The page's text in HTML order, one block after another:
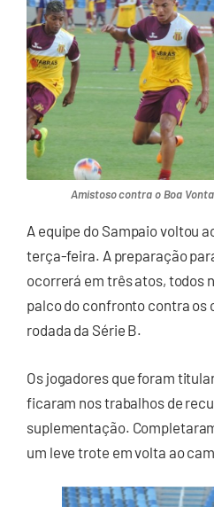
Amistoso contra o Boa
A equipe do Sampaio voltou
terça-feira. A preparação
ocorrerá em três atos, todos
palco do confronto contra os
rodada da Série B.
Os jogadores que foram
ficaram nos trabalhos de
suplementação.
um leve trote em volta ao